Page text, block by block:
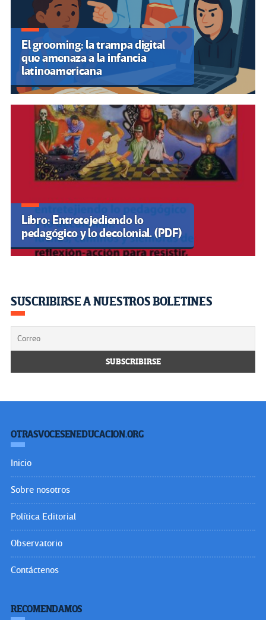
El grooming: la trampa digital
que amenaza a la infancia
latinoamericana
Libro: Entretejediendo lo
pedagógico y lo decolonial. (PDF)
SUSCRIBIRSE A NUESTROS BOLETINES
OTRASVOCESENEDUCACION.ORG
Inicio
Sobre nosotros
Política Editorial
Observatorio
Contáctenos
RECOMENDAMOS